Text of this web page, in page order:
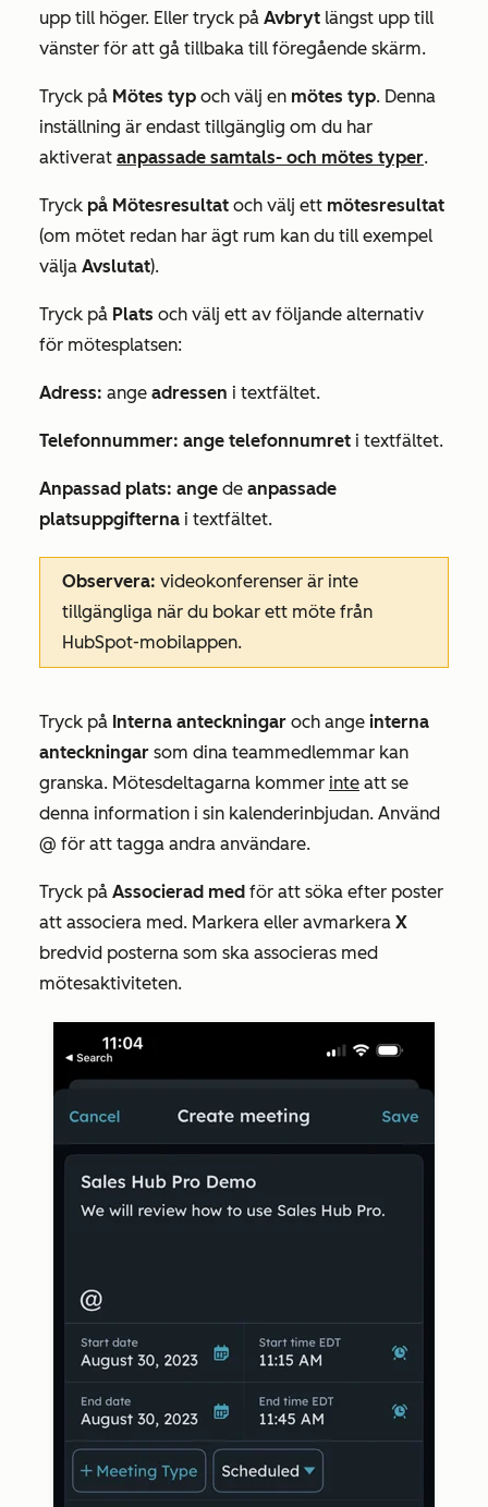
upp till höger. Eller tryck på Avbryt längst upp till
vänster för att gå tillbaka till föregående skärm.
Tryck på Mötes typ och välj en mötes typ. Denna
inställning är endast tillgänglig om du har
aktiverat anpassade samtals- och mötes typer.
Tryck på Mötesresultat och välj ett mötesresultat
(om mötet redan har ägt rum kan du till exempel
välja Avslutat).
Tryck på Plats och välj ett av följande alternativ
för mötesplatsen:
Adress: ange adressen i textfältet.
Telefonnummer: ange telefonnumret i textfältet.
Anpassad plats: ange de anpassade
platsuppgifterna i textfältet.
Observera: videokonferenser är inte
tillgängliga när du bokar ett möte från
HubSpot-mobilappen.
Tryck på Interna anteckningar och ange interna
anteckningar som dina teammedlemmar kan
granska. Mötesdeltagarna kommer inte att se
denna information i sin kalenderinbjudan. Använd
@ för att tagga andra användare.
Tryck på Associerad med för att söka efter poster
att associera med. Markera eller avmarkera X
bredvid posterna som ska associeras med
mötesaktiviteten.